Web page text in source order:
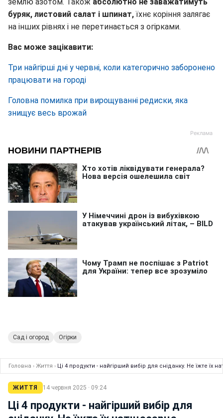
буряк, листовий салат і шпинат,їхнє коріння залягає
на інших рівнях і не перетинається з огірками.
Вас може зацікавити:
Три найгірші дні у червні, коли категорично заборонено
працювати на городі
Головна помилка при вирощуванні редиски, яка
знищує весь врожай
Сад і огород Огірки
Головна › Життя › Ці 4 продукти - найгірший вибір для сніданку. Не їжте їх
ЖИТТЯ 14 червня 2025 · 09:24
Ці 4 продукти - найгірший вибір для